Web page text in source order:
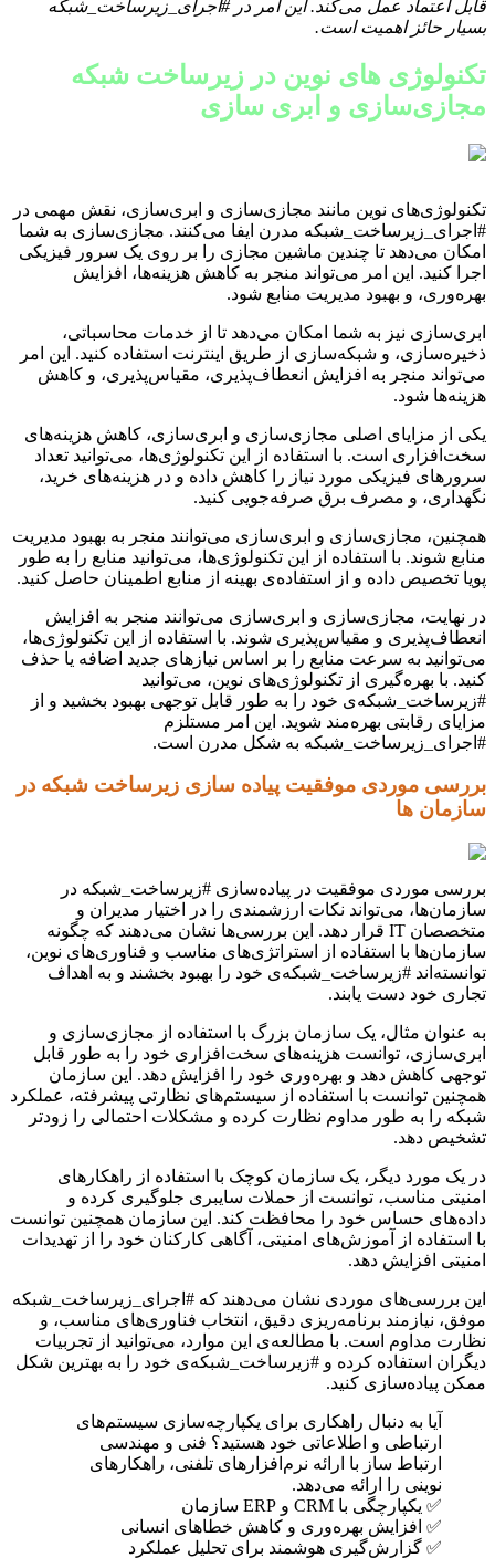
قابل اعتماد عمل می‌کند. این امر در #اجرای_زیرساخت_شبکه
بسیار حائز اهمیت است.
تکنولوژی های نوین در زیرساخت شبکه
مجازی‌سازی و ابری سازی
تکنولوژی‌های نوین مانند مجازی‌سازی و ابری‌سازی، نقش مهمی در
#اجرای_زیرساخت_شبکه مدرن ایفا می‌کنند. مجازی‌سازی به شما
امکان می‌دهد تا چندین ماشین مجازی را بر روی یک سرور فیزیکی
اجرا کنید. این امر می‌تواند منجر به کاهش هزینه‌ها، افزایش
بهره‌وری، و بهبود مدیریت منابع شود.
ابری‌سازی نیز به شما امکان می‌دهد تا از خدمات محاسباتی،
ذخیره‌سازی، و شبکه‌سازی از طریق اینترنت استفاده کنید. این امر
می‌تواند منجر به افزایش انعطاف‌پذیری، مقیاس‌پذیری، و کاهش
هزینه‌ها شود.
یکی از مزایای اصلی مجازی‌سازی و ابری‌سازی، کاهش هزینه‌های
سخت‌افزاری است. با استفاده از این تکنولوژی‌ها، می‌توانید تعداد
سرورهای فیزیکی مورد نیاز را کاهش داده و در هزینه‌های خرید،
نگهداری، و مصرف برق صرفه‌جویی کنید.
همچنین، مجازی‌سازی و ابری‌سازی می‌توانند منجر به بهبود مدیریت
منابع شوند. با استفاده از این تکنولوژی‌ها، می‌توانید منابع را به طور
پویا تخصیص داده و از استفاده‌ی بهینه از منابع اطمینان حاصل کنید.
در نهایت، مجازی‌سازی و ابری‌سازی می‌توانند منجر به افزایش
انعطاف‌پذیری و مقیاس‌پذیری شوند. با استفاده از این تکنولوژی‌ها،
می‌توانید به سرعت منابع را بر اساس نیازهای جدید اضافه یا حذف
کنید. با بهره‌گیری از تکنولوژی‌های نوین، می‌توانید
#زیرساخت_شبکه‌ی خود را به طور قابل توجهی بهبود بخشید و از
مزایای رقابتی بهره‌مند شوید. این امر مستلزم
#اجرای_زیرساخت_شبکه به شکل مدرن است.
بررسی موردی موفقیت پیاده سازی زیرساخت شبکه در
سازمان ها
بررسی موردی موفقیت در پیاده‌سازی #زیرساخت_شبکه در
سازمان‌ها، می‌تواند نکات ارزشمندی را در اختیار مدیران و
متخصصان IT قرار دهد. این بررسی‌ها نشان می‌دهند که چگونه
سازمان‌ها با استفاده از استراتژی‌های مناسب و فناوری‌های نوین،
توانسته‌اند #زیرساخت_شبکه‌ی خود را بهبود بخشند و به اهداف
تجاری خود دست یابند.
به عنوان مثال، یک سازمان بزرگ با استفاده از مجازی‌سازی و
ابری‌سازی، توانست هزینه‌های سخت‌افزاری خود را به طور قابل
توجهی کاهش دهد و بهره‌وری خود را افزایش دهد. این سازمان
همچنین توانست با استفاده از سیستم‌های نظارتی پیشرفته، عملکرد
شبکه را به طور مداوم نظارت کرده و مشکلات احتمالی را زودتر
تشخیص دهد.
در یک مورد دیگر، یک سازمان کوچک با استفاده از راهکارهای
امنیتی مناسب، توانست از حملات سایبری جلوگیری کرده و
داده‌های حساس خود را محافظت کند. این سازمان همچنین توانست
با استفاده از آموزش‌های امنیتی، آگاهی کارکنان خود را از تهدیدات
امنیتی افزایش دهد.
این بررسی‌های موردی نشان می‌دهند که #اجرای_زیرساخت_شبکه
موفق، نیازمند برنامه‌ریزی دقیق، انتخاب فناوری‌های مناسب، و
نظارت مداوم است. با مطالعه‌ی این موارد، می‌توانید از تجربیات
دیگران استفاده کرده و #زیرساخت_شبکه‌ی خود را به بهترین شکل
ممکن پیاده‌سازی کنید.
آیا به دنبال راهکاری برای یکپارچه‌سازی سیستم‌های
ارتباطی و اطلاعاتی خود هستید؟ فنی و مهندسی
ارتباط ساز با ارائه نرم‌افزارهای تلفنی، راهکارهای
نوینی را ارائه می‌دهد.
✅ یکپارچگی با CRM و ERP سازمان
✅ افزایش بهره‌وری و کاهش خطاهای انسانی
✅ گزارش‌گیری هوشمند برای تحلیل عملکرد